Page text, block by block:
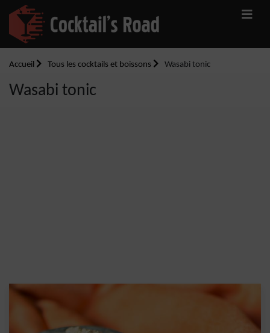
Accueil Tous les cocktails et boissons Wasabi tonic
Wasabi tonic